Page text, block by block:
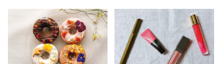
グルメ
トラベル